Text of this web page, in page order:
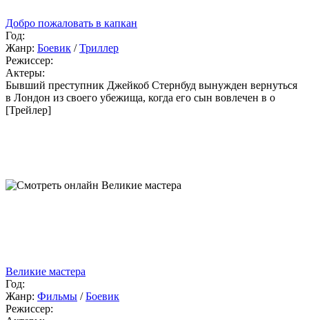
Добро пожаловать в капкан
Год:
Жанр: Боевик /Триллер
Режиссер:
Актеры:
Бывший преступник Джейкоб Стернбуд вынужден вернуться
в Лондон из своего убежища, когда его сын вовлечен в о
[Трейлер]
Великие мастера
Год:
Жанр: Фильмы /Боевик
Режиссер: